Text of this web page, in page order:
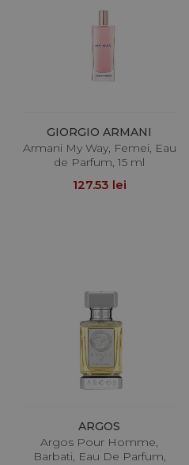
GIORGIO ARMANI
Armani My Way, Femei, Eau
de Parfum, 15 ml
127.53 lei
ARGOS
Argos Pour Homme,
Barbati, Eau De Parfum,